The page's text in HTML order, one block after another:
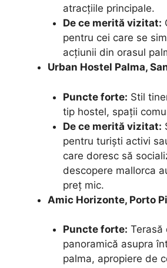
atracțiile principale.
De ce merită vizitat:
pentru cei care se
acțiunii din orasul
Urban Hostel Palma,
Puncte forte: Stil
tip hostel, spații
De ce merită vizitat:
pentru turiști activi
care doresc să
descopere mallorca
preț mic.
Amic Horizonte, Porto
Puncte forte: Terasă
panoramică asupra
palma, apropiere de